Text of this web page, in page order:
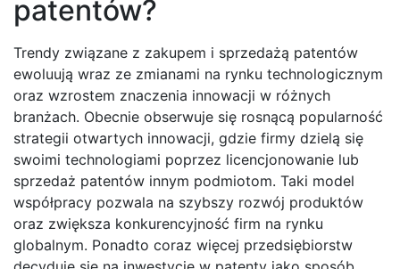
patentów?
Trendy związane z zakupem i sprzedażą patentów
ewoluują wraz ze zmianami na rynku technologicznym
oraz wzrostem znaczenia innowacji w różnych
branżach. Obecnie obserwuje się rosnącą popularność
strategii otwartych innowacji, gdzie firmy dzielą się
swoimi technologiami poprzez licencjonowanie lub
sprzedaż patentów innym podmiotom. Taki model
współpracy pozwala na szybszy rozwój produktów
oraz zwiększa konkurencyjność firm na rynku
globalnym. Ponadto coraz więcej przedsiębiorstw